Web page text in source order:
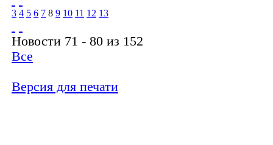
3 4 5 6 7 8 9 10 11 12 13
Новости 71 - 80 из 152
Все
Версия для печати